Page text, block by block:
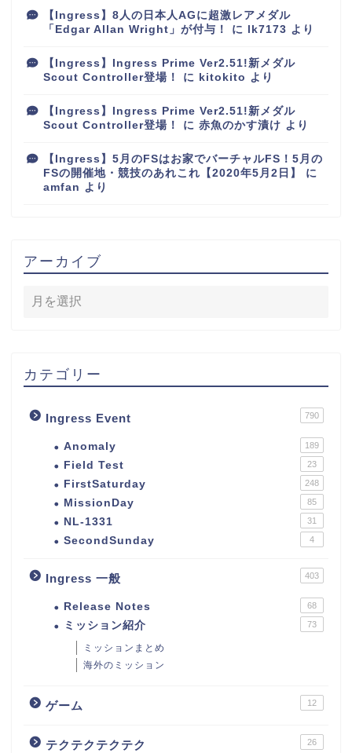
【Ingress】8人の日本人AGに超激レアメダル
「Edgar Allan Wright」が付与！
に lk7173 より
【Ingress】Ingress Prime Ver2.51!新メダル
Scout Controller登場！
に kitokito より
【Ingress】Ingress Prime Ver2.51!新メダル
Scout Controller登場！
に 赤魚のかす漬け より
【Ingress】5月のFSはお家でバーチャルFS！5月の
FSの開催地・競技のあれこれ【2020年5月2日】
に
amfan より
アーカイブ
カテゴリー
Ingress Event 790
Anomaly 189
Field Test 23
FirstSaturday 248
MissionDay 85
NL-1331 31
SecondSunday 4
Ingress 一般 403
Release Notes 68
ミッション紹介 73
ミッションまとめ
海外のミッション
ゲーム 12
テクテクテクテク 26